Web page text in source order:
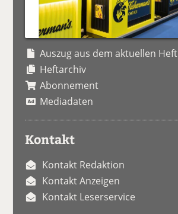
Auszug aus dem aktuellen Heft
Heftarchiv
Abonnement
Mediadaten
Kontakt
Kontakt Redaktion
Kontakt Anzeigen
Kontakt Leserservice